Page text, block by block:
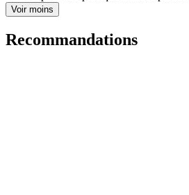
Voir moins
Recommandations